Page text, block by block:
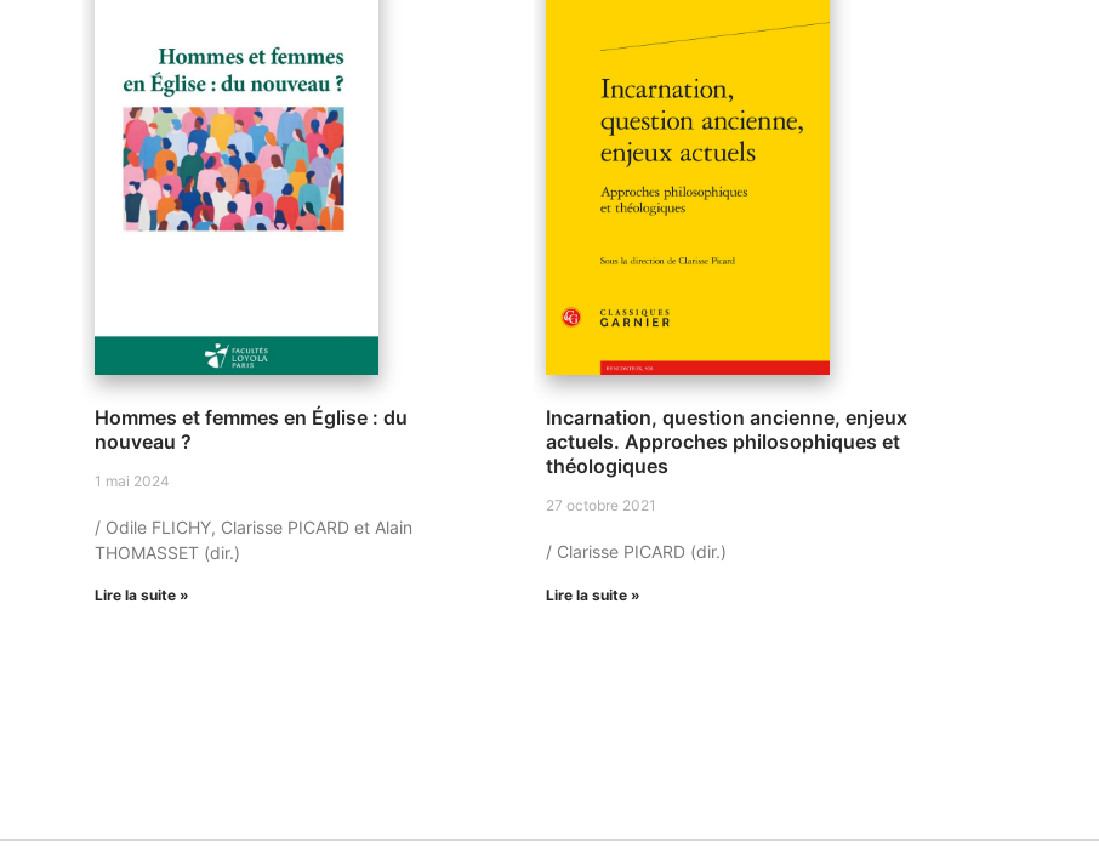
Hommes et femmes en Église : du
nouveau ?
1 mai 2024
/ Odile FLICHY, Clarisse PICARD et Alain
THOMASSET (dir.)
Lire la suite »
Incarnation, question ancienne, enjeux
actuels. Approches philosophiques et
théologiques
27 octobre 2021
/ Clarisse PICARD (dir.)
Lire la suite »